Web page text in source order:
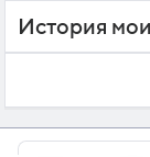
История